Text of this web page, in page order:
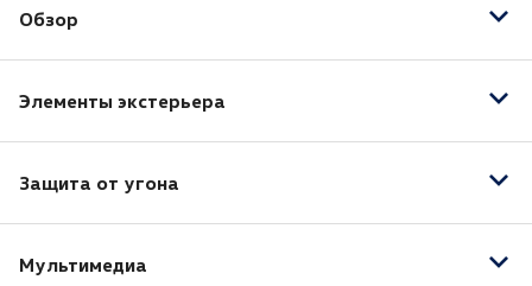
Обогрев рулевого колеса
Система стабилизации (ESP)
Подушка безопасности водителя
Обзор
Датчик дождя
Датчик света
Омыватель фар
Элементы экстерьера
Защита от угона
Иммобилайзер
Мультимедиа